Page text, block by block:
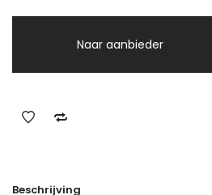
Naar aanbieder
Beschrijving